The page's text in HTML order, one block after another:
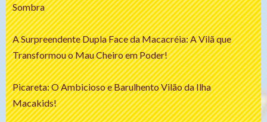
Sombra
A Surpreendente Dupla Face da Macacréia: A Vilã que
Transformou o Mau Cheiro em Poder!
Picareta: O Ambicioso e Barulhento Vilão da Ilha
Macakids!